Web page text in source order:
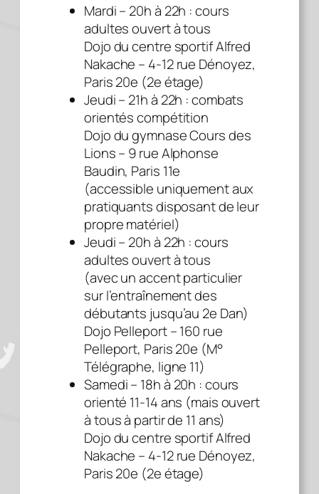
Mardi – 20h à 22h : cours
adultes ouvert à tous
Dojo du centre sportif Alfred
Nakache – 4-12 rue Dénoyez,
Paris 20e (2e étage)
Jeudi – 21h à 22h : combats
orientés compétition
Dojo du gymnase Cours des
Lions – 9 rue Alphonse
Baudin, Paris 11e
(accessible uniquement aux
pratiquants disposant de leur
propre matériel)
Jeudi – 20h à 22h : cours
adultes ouvert à tous
(avec un accent particulier
sur l’entraînement des
débutants jusqu’au 2e Dan)
Dojo Pelleport – 160 rue
Pelleport, Paris 20e (M°
Télégraphe, ligne 11)
Samedi – 18h à 20h : cours
orienté 11-14 ans (mais ouvert
à tous à partir de 11 ans)
Dojo du centre sportif Alfred
Nakache – 4-12 rue Dénoyez,
Paris 20e (2e étage)